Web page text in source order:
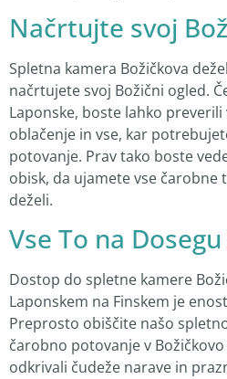
Načrtujte svoj
Spletna kamera Božičkova
načrtujete svoj Božični ogled.
Laponske, boste lahko
oblačenje in vse, kar
potovanje. Prav tako boste
obisk, da ujamete vse čarobne
deželi.
Vse To na
Dostop do spletne kamere
Laponskem na Finskem je
Preprosto obiščite našo
čarobno potovanje v
odkrivali čudeže narave in